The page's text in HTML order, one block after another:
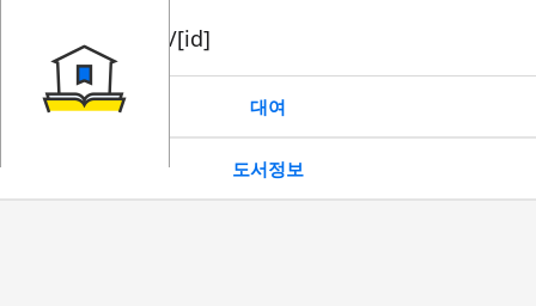
book/rent/[id]
대여
도서정보